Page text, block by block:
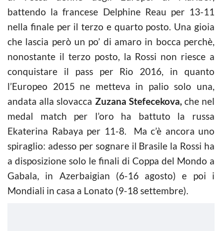
battendo la francese Delphine Reau per 13-11
nella finale per il terzo e quarto posto. Una gioia
che lascia però un po’ di amaro in bocca perchè,
nonostante il terzo posto, la Rossi non riesce a
conquistare il pass per Rio 2016, in quanto
l’Europeo 2015 ne metteva in palio solo una,
andata alla slovacca Zuzana Stefecekova,che nel
medal match per l’oro ha battuto la russa
Ekaterina Rabaya per 11-8. Ma c’è ancora uno
spiraglio: adesso per sognare il Brasile la Rossi ha
a disposizione solo le finali di Coppa del Mondo a
Gabala, in Azerbaigian (6-16 agosto) e poi i
Mondiali in casa a Lonato (9-18 settembre).